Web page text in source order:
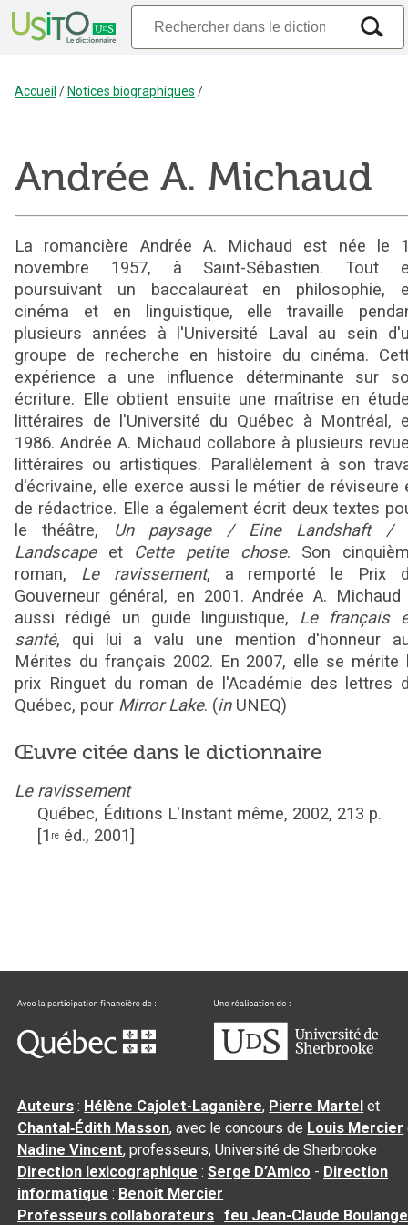
Accueil /Notices biographiques /
Andrée A. Michaud
La romancière Andrée A. Michaud est née le
novembre 1957, à Saint-Sébastien. Tout
poursuivant un baccalauréat en philosophie,
cinéma et en linguistique, elle travaille
plusieurs années à l'Université Laval au sein
groupe de recherche en histoire du cinéma.
expérience a une influence déterminante sur
écriture. Elle obtient ensuite une maîtrise en
littéraires de l'Université du Québec à Montréal,
1986. Andrée A. Michaud collabore à plusieurs
littéraires ou artistiques. Parallèlement à son
d'écrivaine, elle exerce aussi le métier de réviseure
de rédactrice. Elle a également écrit deux textes
le théâtre,
Un paysage / Eine Landshaft /
Landscapeet Cette petite chose. Son
roman, Le ravissement, a remporté le Prix
Gouverneur général, en 2001. Andrée A. Michaud
aussi rédigé un guide linguistique, Le français
santé, qui lui a valu une mention d'honneur
Mérites du français 2002. En 2007, elle se mérite
prix Ringuet du roman de l'Académie des lettres
Québec, pour Mirror Lake. (inUNEQ)
Œuvre citée dans le dictionnaire
Le ravissement
Québec, Éditions L'Instant même, 2002, 213 p.
[1 re éd., 2001]
Auteurs : Hélène Cajolet-Laganière, Pierre Martel et
Chantal‑Édith Masson, avec le concours de Louis Mercier
Nadine Vincent, professeurs, Université de Sherbrooke
Direction lexicographique :Serge D’Amico - Direction
informatique : Benoit Mercier
Professeurs collaborateurs :feu Jean-Claude